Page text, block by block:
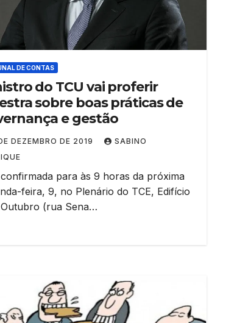
DE CONTAS
do TCU vai proferir
sobre boas práticas de
e gestão
DEZEMBRO DE 2019
SABINO
confirmada para às 9 horas da próxima
feira, 9, no Plenário do TCE, Edifício
(rua Sena…